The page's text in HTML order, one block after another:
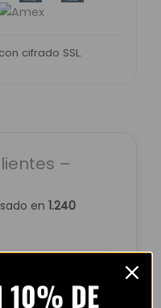
cifrado SSL.
–
en 1.240
El envío
10% DE